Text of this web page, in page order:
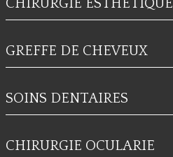
CHIRURGIE ESTHÉTIQUE
GREFFE DE CHEVEUX
SOINS DENTAIRES
CHIRURGIE OCULARIE